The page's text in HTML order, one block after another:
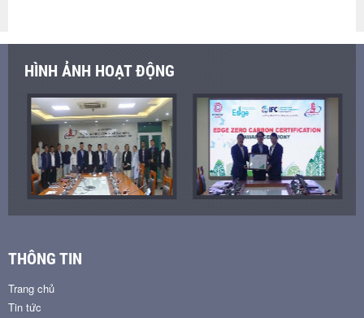
HÌNH ẢNH HOẠT ĐỘNG
THÔNG TIN
Trang chủ
Tin tức